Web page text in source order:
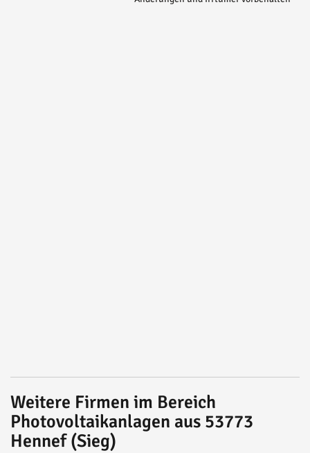
Weitere Firmen im Bereich
Photovoltaikanlagen aus 53773
Hennef (Sieg)